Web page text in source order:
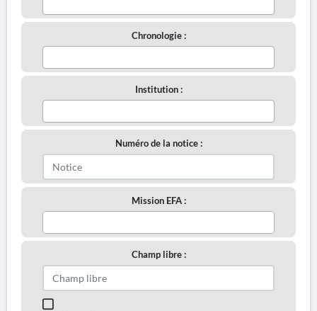
Chronologie :
Institution :
Numéro de la notice :
Mission EFA :
Champ libre :